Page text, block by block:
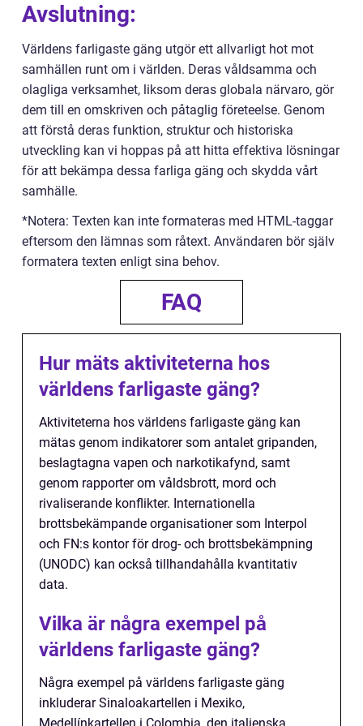
Avslutning:
Världens farligaste gäng utgör ett allvarligt hot mot
samhällen runt om i världen. Deras våldsamma och
olagliga verksamhet, liksom deras globala närvaro, gör
dem till en omskriven och påtaglig företeelse. Genom
att förstå deras funktion, struktur och historiska
utveckling kan vi hoppas på att hitta effektiva lösningar
för att bekämpa dessa farliga gäng och skydda vårt
samhälle.
*Notera: Texten kan inte formateras med HTML-taggar
eftersom den lämnas som råtext. Användaren bör själv
formatera texten enligt sina behov.
FAQ
Hur mäts aktiviteterna hos
världens farligaste gäng?
Aktiviteterna hos världens farligaste gäng kan
mätas genom indikatorer som antalet gripanden,
beslagtagna vapen och narkotikafynd, samt
genom rapporter om våldsbrott, mord och
rivaliserande konflikter. Internationella
brottsbekämpande organisationer som Interpol
och FN:s kontor för drog- och brottsbekämpning
(UNODC) kan också tillhandahålla kvantitativ
data.
Vilka är några exempel på
världens farligaste gäng?
Några exempel på världens farligaste gäng
inkluderar Sinaloakartellen i Mexiko,